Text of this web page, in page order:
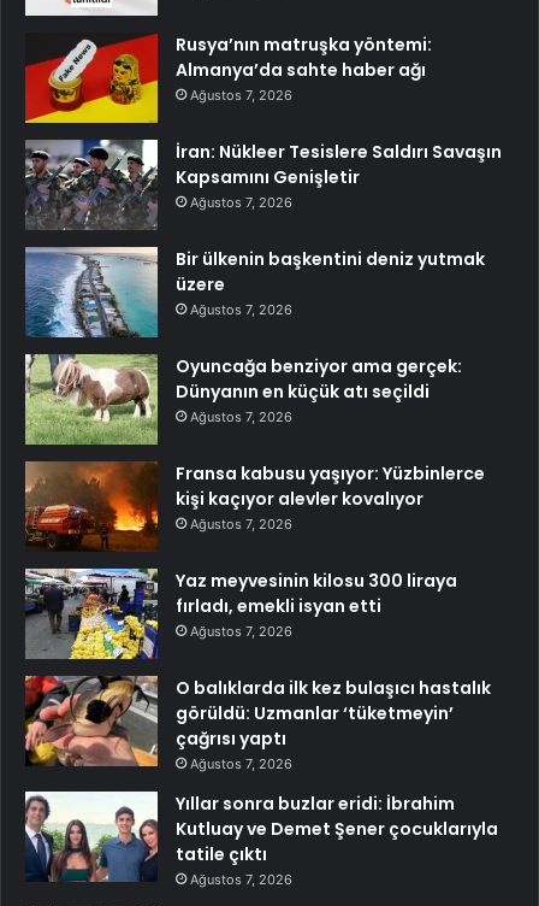
Rusya’nın matruşka yöntemi:
Almanya’da sahte haber ağı
Ağustos 7, 2026
İran: Nükleer Tesislere Saldırı Savaşın
Kapsamını Genişletir
Ağustos 7, 2026
Bir ülkenin başkentini deniz yutmak
üzere
Ağustos 7, 2026
Oyuncağa benziyor ama gerçek:
Dünyanın en küçük atı seçildi
Ağustos 7, 2026
Fransa kabusu yaşıyor: Yüzbinlerce
kişi kaçıyor alevler kovalıyor
Ağustos 7, 2026
Yaz meyvesinin kilosu 300 liraya
fırladı, emekli isyan etti
Ağustos 7, 2026
O balıklarda ilk kez bulaşıcı hastalık
görüldü: Uzmanlar ‘tüketmeyin’
çağrısı yaptı
Ağustos 7, 2026
Yıllar sonra buzlar eridi: İbrahim
Kutluay ve Demet Şener çocuklarıyla
tatile çıktı
Ağustos 7, 2026